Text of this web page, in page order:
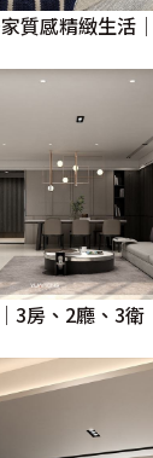
質感精緻生
房、2廳、3衛